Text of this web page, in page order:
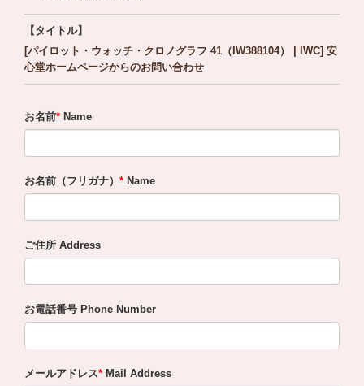
【タイトル】
[パイロット・ウォッチ・クロノグラフ 41（IW388104） | IWC] 安
心堂ホームページからのお問い合わせ
お名前 Name
お名前（フリガナ） Name
ご住所 Address
お電話番号 Phone Number
メールアドレス Mail Address